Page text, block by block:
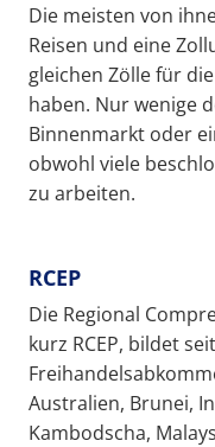
Die meisten von
Reisen und eine
gleichen Zölle für
haben. Nur wenige
Binnenmarkt oder
obwohl viele
zu arbeiten.
RCEP
Die Regional
kurz RCEP, bildet
Australien, Brunei,
Kambodscha,